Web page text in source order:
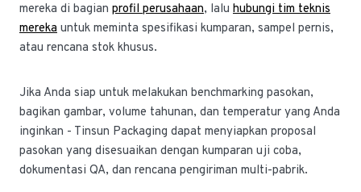
mereka di bagian profil perusahaan, lalu hubungi tim teknis
mereka untuk meminta spesifikasi kumparan, sampel pernis,
atau rencana stok khusus.
Jika Anda siap untuk melakukan benchmarking pasokan,
bagikan gambar, volume tahunan, dan temperatur yang Anda
inginkan - Tinsun Packaging dapat menyiapkan proposal
pasokan yang disesuaikan dengan kumparan uji coba,
dokumentasi QA, dan rencana pengiriman multi-pabrik.